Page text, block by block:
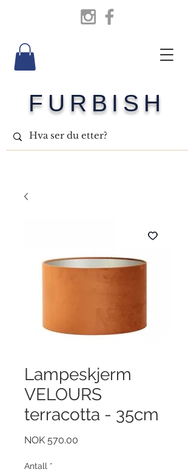
FURBISH
Lampeskjerm
VELOURS
terracotta - 35cm
NOK 570.00
Antall *